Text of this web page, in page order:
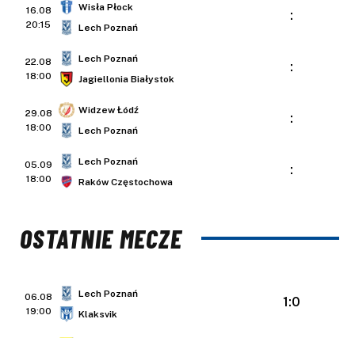
16.08
20:15
Wisła Płock
Lech Poznań
:
22.08
18:00
Lech Poznań
Jagiellonia Białystok
:
29.08
18:00
Widzew Łódź
Lech Poznań
:
05.09
18:00
Lech Poznań
Raków Częstochowa
:
OSTATNIE MECZE
06.08
19:00
Lech Poznań
Klaksvik
1:0